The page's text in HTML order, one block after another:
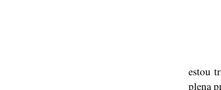
estou
plena